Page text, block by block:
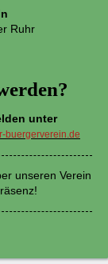
Ruhr
unter
buergerverein.de
unseren Verein